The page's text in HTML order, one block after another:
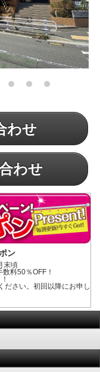
わせ
わせ
ン
末頃
料50％OFF！
ださい。初回以降にお申し